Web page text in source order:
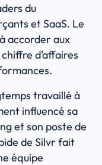
du
et SaaS. Le
accorder aux
d’affaires
travaillé à
influencé sa
et son poste de
de Silvr fait
équipe